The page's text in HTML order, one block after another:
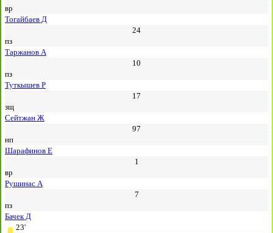
вр
Тогайбаев Д
24
пз
Таржанов А
10
пз
Туткышев Р
17
зщ
Сейтжан Ж
97
нп
Шарафинов Е
1
вр
Рушинас А
7
пз
Бачек Д
23'